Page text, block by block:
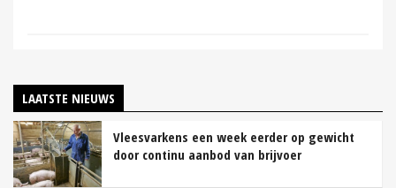
LAATSTE NIEUWS
Vleesvarkens een week eerder op gewicht
door continu aanbod van brijvoer